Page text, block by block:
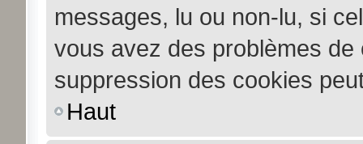
messages, lu ou non-lu, si
vous avez des problèmes
suppression des cookies
Haut